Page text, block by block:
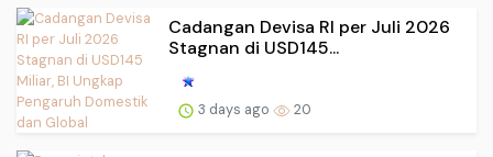
Cadangan Devisa RI per Juli 2026
Stagnan di USD145...
3 days ago 20